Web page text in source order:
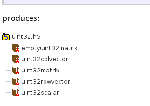
produces: